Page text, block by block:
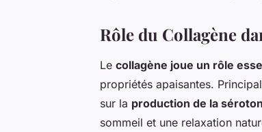
Rôle du Collagène
Le collagène joue un rôle
propriétés apaisantes.
sur la production de la
sommeil et une relaxation